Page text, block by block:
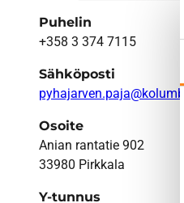
Puhelin
+358 3 374 7115
Sähköposti
Osoite
Anian rantatie 902
33980 Pirkkala
Y-tunnus